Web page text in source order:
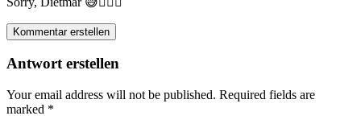
Kommentar erstellen
Antwort erstellen
Your email address will not be published. Required fields are
marked *